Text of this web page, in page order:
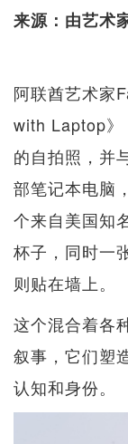
来源：由艺术
阿联酋艺术家
with Laptop》
的自拍照，并
部笔记本电脑
个来自美国知
杯子，同时一
则贴在墙上。
这个混合着各
叙事，它们塑
认知和身份。